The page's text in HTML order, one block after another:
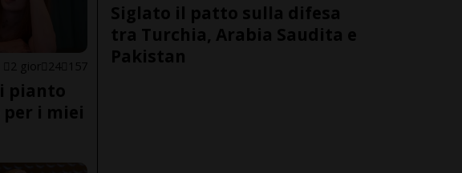
2 gior 24 157
pianto
per i miei
Siglato il patto sulla difesa
tra Turchia, Arabia Saudita e
Pakistan